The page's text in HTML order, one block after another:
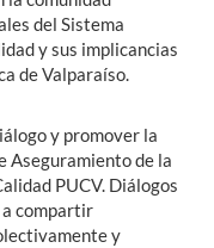
del Sistema
y sus implicancias
de Valparaíso.
y promover la
Aseguramiento de la
PUCV. Diálogos
a compartir
y